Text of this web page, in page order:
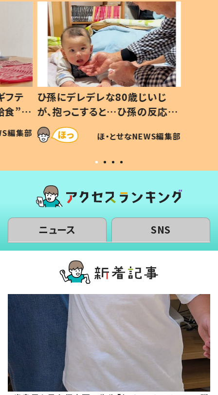
フテ
食”を
の親
編集部
ひ孫にデレデレな80歳じいじ
が、抱っこすると…ひ孫の反応に
「涙が出ました」「可愛くて仕方な
い」
ほ・とせなNEWS編集部
ニュース SNS